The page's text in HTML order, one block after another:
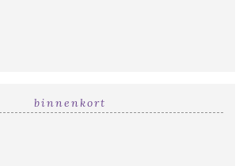
binnenkort